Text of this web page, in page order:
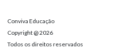
Conviva Educação
Copyright @ 2026
Todos os direitos reservados